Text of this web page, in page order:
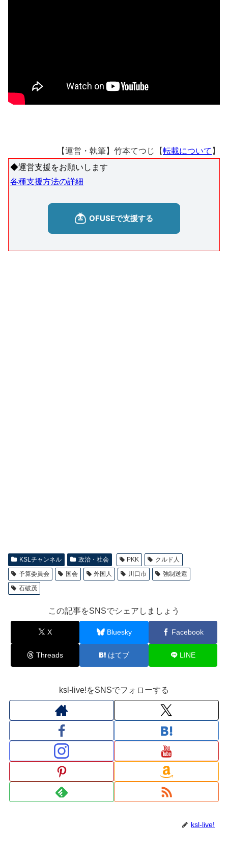
【運営・執筆】竹本てつじ【転載について 】
◆運営支援をお願いします
各種支援方法の詳細
KSLチャンネル 政治・社会 PKK
クルド人
予算委員会
国会 外国人 川口市
強制送還
石破茂
この記事をSNSでシェアしましょう
X Bluesky Facebook
Threads はてブ LINE
ksl-live!をSNSでフォローする
ksl-live!